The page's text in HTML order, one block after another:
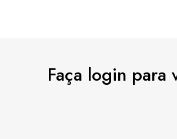
Faça login para